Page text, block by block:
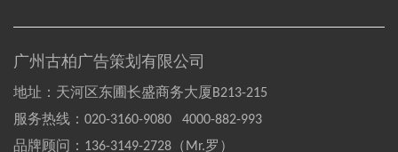
广州古柏广告策划有限公司
地址：天河区东圃长盛商务大厦B213-215
服务热线： 020-3160-9080 4000-882-993
品牌顾问： 136-3149-2728（Mr.罗）